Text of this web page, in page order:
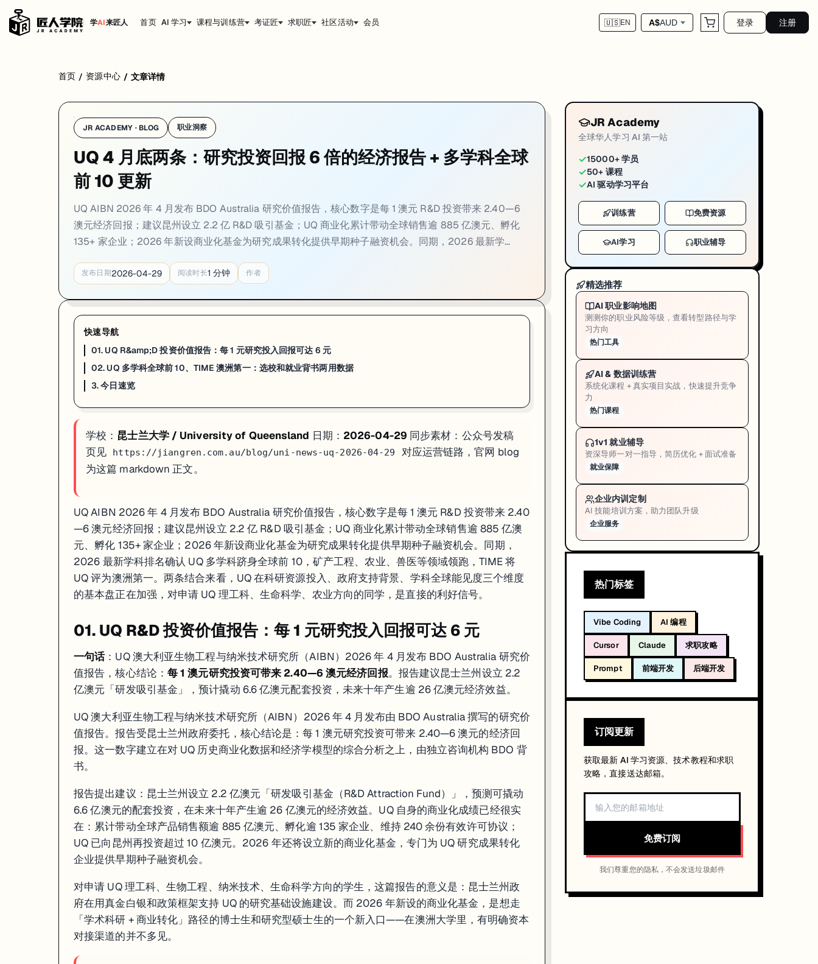
学AI来匠人 首页 AI 学习 课程与训练营 考证匠 求职匠 社区活动 会员 🇺🇸EN A$AUD 登录 注册
UQ AIBN 2026 年 4 月发布 BDO Australia 研究价值报告，核心数字是每 1 澳元 R&D 投资带来 2.40—6 澳元经济回报；建议昆州设立 2.2 亿 R&D 吸引基金；UQ 商业化累计带动全球销售逾 885 亿澳元、孵化
01. UQ R&D 投资价值报告：每 1 元研究投入回报可达 6 元
：UQ 澳大利亚生物工程与纳米技术研究所（AIBN）2026 年 4 月发布 BDO Australia 研究价值报告，核心结论： 每 1 澳元研究投资可带来 2.40—6 澳元经济回报。报告建议昆士兰州设立 2.2 亿澳元「研发吸
UQ 澳大利亚生物工程与纳米技术研究所（AIBN）2026 年 4 月发布由 BDO Australia 撰写的研究价值报告。报告受昆士兰州政府委托，核心结论是：每 1 澳元研究投资可带来 2.40—6 澳元的经济回报。这一数字建
报告提出建议：昆士兰州设立 2.2 亿澳元「研发吸引基金（R&D Attraction Fund）」，预测可撬动 6.6 亿澳元的配套投资，在未来十年产生逾 26 亿澳元的经济效益。UQ 自身的商业化成绩已经很实在：累计带
对申请 UQ 理工科、生物工程、纳米技术、生命科学方向的学生，这篇报告的意义是：昆士兰州政府在用真金白银和政策框架支持 UQ 的研究基础设施建设。而 2026 年新设的商业化基金，是想走「学术科研 + 商
AIBN · UQ · 2026-04
02. UQ 多学科全球前 10、TIME 澳洲第一：选校和就业背书两用数据
：2026 年最新学科排名确认，UQ 多个学科跻身全球前 10，矿产与采矿工程、农业与林业、兽医学等领域排名亮眼。TIME（泰晤士报）已将 UQ 评为澳大利亚排名第一的大学。
2026 年最新学科排名数据更新确认，UQ 多个学科跻身全球前 10。具体表现突出的方向包括矿产与采矿工程、农业与林业、兽医学等。在综合排名层面，TIME（泰晤士报）已将 UQ 评为澳大利亚排名第一的大学。
学科前 10 的实际使用场景，不止是选校时看看。对已经在 UQ 就读或即将入读的学生，可以把所在学科的全球排位用在三个地方：一是给导师写邮件时，提一句「UQ 在 XX 领域全球前 10」，显示做过背景调查
对正在选校的学生，UQ 的核心优势在传统科研型学科（理工、农业、生命科学、法学、商学），以及有完整产业化配套的研究院。TIME 澳洲第一这个标签，配上多学科前 10 的具体数据，在解释「UQ 到底好在哪
UQ News · 2026-03
：BDO Australia 报告确认每 1 元 R&D 投资回报 2.40—6 元；2.2 亿 R&D 吸引基金提案撬动 26 亿效益；UQ 商业化累计 885 亿销售 + 135+ 企业；2026 年新设商业化基金提供早期种
02 · 多学科全球前 10
如果你在看 UQ 的申请、奖学金或研究机会，这篇可以直接当作今天的速查版。
首页 / 资源中心 / 文章详情
JR ACADEMY · BLOG 职业洞察
UQ 4 月底两条：研究投资回报 6 倍的经济报告 + 多学科全球
前 10 更新
UQ AIBN 2026 年 4 月发布 BDO Australia 研究价值报告，核心数字是每 1 澳元 R&D 投资带来 2.40—6
澳元经济回报；建议昆州设立 2.2 亿 R&D 吸引基金；UQ 商业化累计带动全球销售逾 885 亿澳元、孵化
135+ 家企业；2026 年新设商业化基金为研究成果转化提供早期种子融资机会。同期，2026 最新学...
发布日期2026-04-29 阅读时长1 分钟 作者
快速导航
01. UQ R&amp;D 投资价值报告：每 1 元研究投入回报可达 6 元
02. UQ 多学科全球前 10、TIME 澳洲第一：选校和就业背书两用数据
3. 今日速览
学校： 昆士兰大学 / University of Queensland 日期： 2026-04-29 同步素材：公众号发稿
页见
https://jiangren.com.au/blog/uni-news-uq-2026-04-29
对应运营链路，官网 blog
为这篇 markdown 正文。
UQ AIBN 2026 年 4 月发布 BDO Australia 研究价值报告，核心数字是每 1 澳元 R&D 投资带来 2.40
—6 澳元经济回报；建议昆州设立 2.2 亿 R&D 吸引基金；UQ 商业化累计带动全球销售逾 885 亿澳
元、孵化 135+ 家企业；2026 年新设商业化基金为研究成果转化提供早期种子融资机会。同期，
2026 最新学科排名确认 UQ 多学科跻身全球前 10，矿产工程、农业、兽医等领域领跑，TIME 将
UQ 评为澳洲第一。两条结合来看，UQ 在科研资源投入、政府支持背景、学科全球能见度三个维度
的基本盘正在加强，对申请 UQ 理工科、生命科学、农业方向的同学，是直接的利好信号。
01. UQ R&D 投资价值报告：每 1 元研究投入回报可达 6 元
一句话：UQ 澳大利亚生物工程与纳米技术研究所（AIBN）2026 年 4 月发布 BDO Australia 研究价
值报告，核心结论： 每 1 澳元研究投资可带来 2.40—6 澳元经济回报。报告建议昆士兰州设立 2.2
亿澳元「研发吸引基金」，预计撬动 6.6 亿澳元配套投资，未来十年产生逾 26 亿澳元经济效益。
UQ 澳大利亚生物工程与纳米技术研究所（AIBN）2026 年 4 月发布由 BDO Australia 撰写的研究价
值报告。报告受昆士兰州政府委托，核心结论是：每 1 澳元研究投资可带来 2.40—6 澳元的经济回
报。这一数字建立在对 UQ 历史商业化数据和经济学模型的综合分析之上，由独立咨询机构 BDO 背
书。
报告提出建议：昆士兰州设立 2.2 亿澳元「研发吸引基金（R&D Attraction Fund）」，预测可撬动
6.6 亿澳元的配套投资，在未来十年产生逾 26 亿澳元的经济效益。UQ 自身的商业化成绩已经很实
在：累计带动全球产品销售额逾 885 亿澳元、孵化逾 135 家企业、维持 240 余份有效许可协议；
UQ 已向昆州再投资超过 10 亿澳元。2026 年还将设立新的商业化基金，专门为 UQ 研究成果转化
企业提供早期种子融资机会。
对申请 UQ 理工科、生物工程、纳米技术、生命科学方向的学生，这篇报告的意义是：昆士兰州政
府在用真金白银和政策框架支持 UQ 的研究基础设施建设。而 2026 年新设的商业化基金，是想走
「学术科研 + 商业转化」路径的博士生和研究型硕士生的一个新入口——在澳洲大学里，有明确资本
对接渠道的并不多见。
JR Academy
全球华人学习 AI 第一站
✓15000+ 学员
✓50+ 课程
✓AI 驱动学习平台
训练营 免费资源
AI学习 职业辅导
精选推荐
AI 职业影响地图
测测你的职业风险等级，查看转型路径与学
习方向
热门工具
AI & 数据训练营
系统化课程 + 真实项目实战，快速提升竞争
力
热门课程
1v1 就业辅导
资深导师一对一指导，简历优化 + 面试准备
就业保障
企业内训定制
AI 技能培训方案，助力团队升级
企业服务
热门标签
Vibe Coding AI 编程
Cursor Claude 求职攻略
Prompt 前端开发 后端开发
订阅更新
获取最新 AI 学习资源、技术教程和求职
攻略，直接送达邮箱。
免费订阅
我们尊重您的隐私，不会发送垃圾邮件